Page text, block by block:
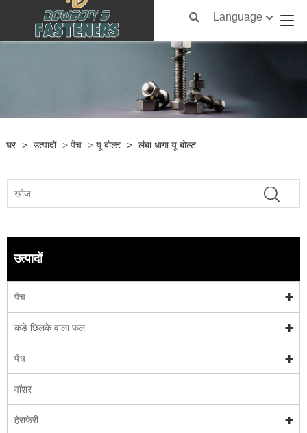
Language
घर > उत्पादों > पेंच > यू बोल्ट > लंबा धागा यू बोल्ट
उत्पादों
पेंच
कड़े छिलके वाला फल
पेंच
वॉशर
हेराफेरी